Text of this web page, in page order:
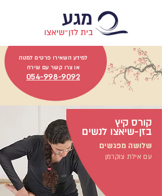
למידע השאירו פרטים למטה
או צרו קשר עם שירה
054-998-9092
קורס קיץ
בזן-שיאצו לנשים
שלושה מפגשים
עם אילת צוקרמן